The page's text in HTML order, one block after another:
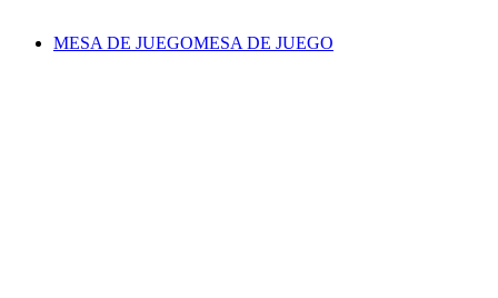
MESA DE JUEGOMESA DE JUEGO